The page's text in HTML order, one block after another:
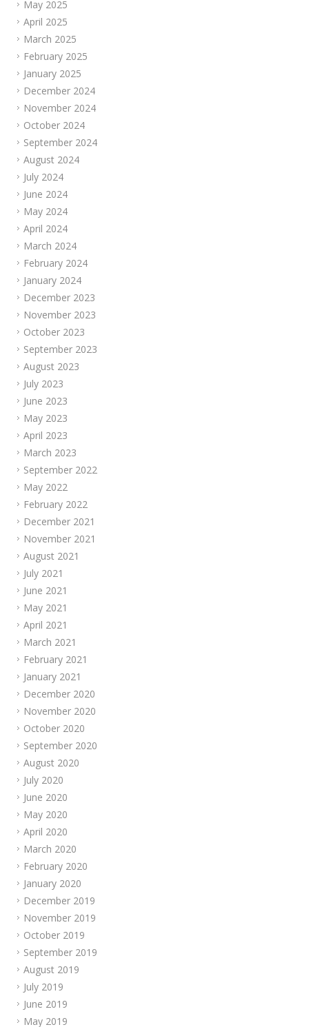
May 2025
April 2025
March 2025
February 2025
January 2025
December 2024
November 2024
October 2024
September 2024
August 2024
July 2024
June 2024
May 2024
April 2024
March 2024
February 2024
January 2024
December 2023
November 2023
October 2023
September 2023
August 2023
July 2023
June 2023
May 2023
April 2023
March 2023
September 2022
May 2022
February 2022
December 2021
November 2021
August 2021
July 2021
June 2021
May 2021
April 2021
March 2021
February 2021
January 2021
December 2020
November 2020
October 2020
September 2020
August 2020
July 2020
June 2020
May 2020
April 2020
March 2020
February 2020
January 2020
December 2019
November 2019
October 2019
September 2019
August 2019
July 2019
June 2019
May 2019